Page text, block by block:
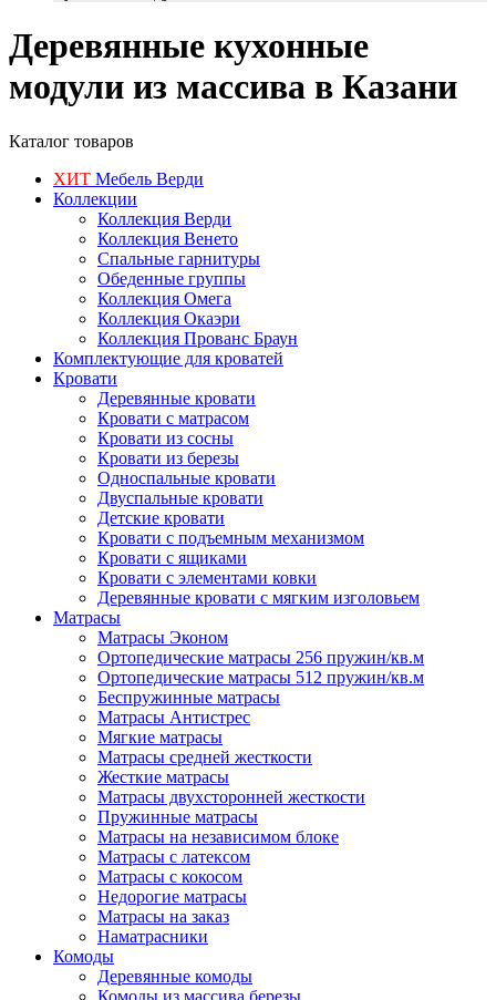
Деревянные кухонные
модули из массива в Казани
Каталог товаров
ХИТ Мебель Верди
Коллекции
Коллекция Верди
Коллекция Венето
Спальные гарнитуры
Обеденные группы
Коллекция Омега
Коллекция Окаэри
Коллекция Прованс Браун
Комплектующие для кроватей
Кровати
Деревянные кровати
Кровати с матрасом
Кровати из сосны
Кровати из березы
Односпальные кровати
Двуспальные кровати
Детские кровати
Кровати с подъемным механизмом
Кровати с ящиками
Кровати с элементами ковки
Деревянные кровати с мягким изголовьем
Матрасы
Матрасы Эконом
Ортопедические матрасы 256 пружин/кв.м
Ортопедические матрасы 512 пружин/кв.м
Беспружинные матрасы
Матрасы Антистрес
Мягкие матрасы
Матрасы средней жесткости
Жесткие матрасы
Матрасы двухсторонней жесткости
Пружинные матрасы
Матрасы на независимом блоке
Матрасы с латексом
Матрасы с кокосом
Недорогие матрасы
Матрасы на заказ
Наматрасники
Комоды
Деревянные комоды
Комоды из массива березы